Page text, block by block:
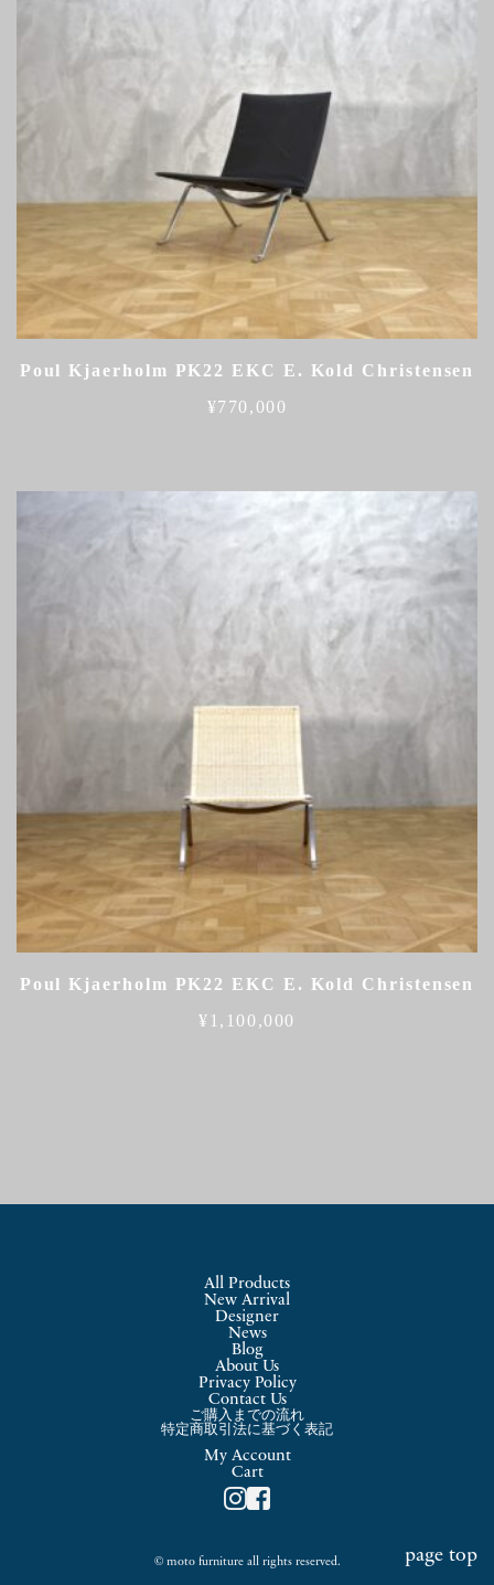
Poul Kjaerholm PK22 EKC E. Kold Christensen
¥770,000
Poul Kjaerholm PK22 EKC E. Kold Christensen
¥ 1,100,000
page top
All Products
New Arrival
Designer
News
Blog
About Us
Privacy Policy
Contact Us
ご購入までの流れ
特定商取引法に基づく表記
My Account
Cart
© moto furniture all rights reserved.